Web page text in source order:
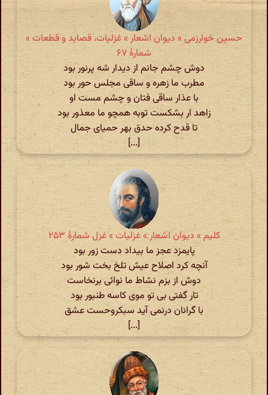
حسین خوارزمی » دیوان اشعار » غزلیات، قصاید و قطعات »
شمارهٔ ۶۷
دوش چشم جانم از دیدار شه پرنور بود
مطرب ما زهره و ساقی مجلس حور بود
با عذار ساقی فتان و چشم مست او
زاهد ار بشکست توبه همچو ما معذور بود
تا قدح کرده حدق بهر حمیای جمال
[...]
کلیم » دیوان اشعار » غزلیات » غزل شمارهٔ ۲۵۳
پایمزد عجز ما بیداد دست زور بود
آنچه کرد اصلاح عیش تلخ بخت شور بود
دوش از بزم نشاط ما نوائی برنخاست
تار گفتی بی تو موی کاسه طنبور بود
با گرانان درنمی آید سبکروحست عشق
[...]